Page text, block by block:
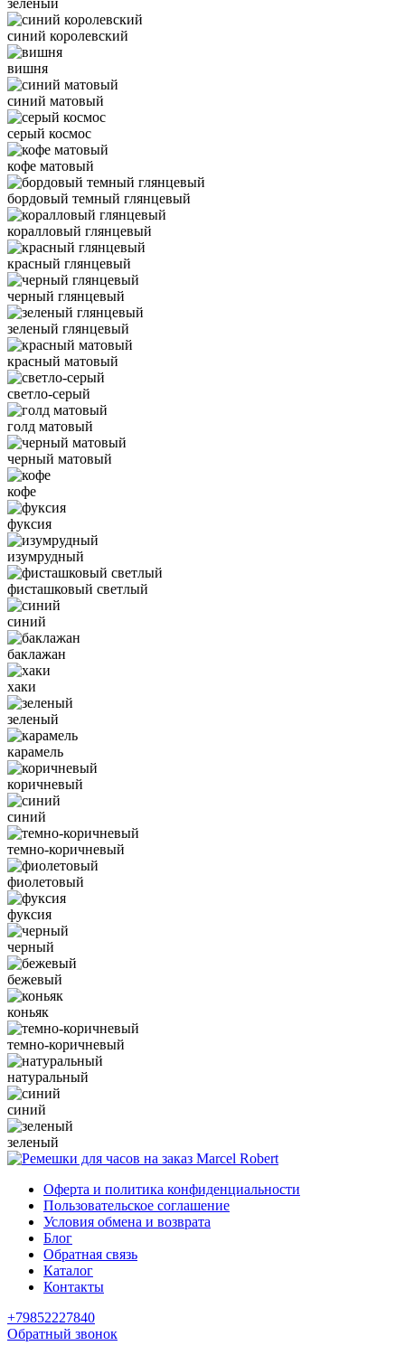
синий королевский
вишня
синий матовый
серый космос
кофе матовый
бордовый темный глянцевый
коралловый глянцевый
красный глянцевый
черный глянцевый
зеленый глянцевый
красный матовый
светло-серый
голд матовый
черный матовый
кофе
фуксия
изумрудный
фисташковый светлый
синий
баклажан
хаки
зеленый
карамель
коричневый
синий
темно-коричневый
фиолетовый
фуксия
черный
бежевый
коньяк
темно-коричневый
натуральный
синий
зеленый
Оферта и политика конфиденциальности
Пользовательское соглашение
Условия обмена и возврата
Блог
Обратная связь
Каталог
Контакты
+79852227840
Обратный звонок